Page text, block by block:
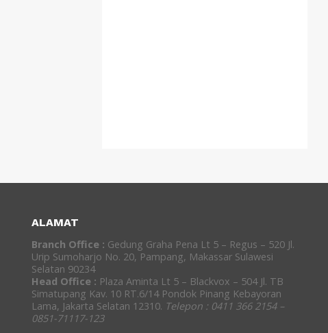
ALAMAT
Branch Office : Gedung Graha Pena Lt 5 – Regus – 520 Jl.
Urip Sumoharjo No. 20, Pampang, Makassar Sulawesi
Selatan 90234
Head Office : Plaza Aminta Lt 5 – Blackvox – 504 Jl. TB
Simatupang Kav. 10 RT.6/14 Pondok Pinang Kebayoran
Lama, Jakarta Selatan 12310. Telepon : 0411 366 2154 –
0851-71117-123